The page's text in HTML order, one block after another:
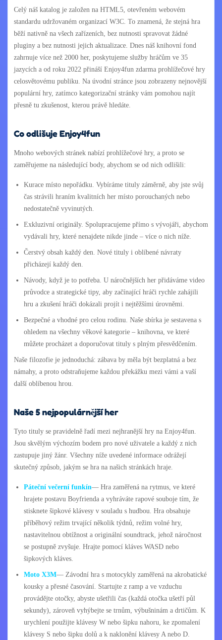
Celý náš katalog je založen na HTML5, otevřeném webovém
standardu udržovaném organizací W3C. To znamená, že stejná hra
běží nativně na všech zařízeních, bez nutnosti spravovat žádné
pluginy a bez nutnosti jejich aktualizace. Dnes náš knihovní fond
zahrnuje více než 2000 her, poskytujeme služby hráčům ve 35
jazycích a od roku 2022 přináší Enjoy4fun zdarma prohlížečové hry
celosvětovému publiku. Na úvodní stránce jsou zobrazeny nejnovější
populární hry, zatímco kategorizační stránky vám pomohou najít
přesně tu zkušenost, kterou právě hledáte.
Co odlišuje Enjoy4fun
Mnoho webových stránek nabízí prohlížečové hry, a proto se
zaměřujeme na následující body, abychom se od nich odlišili:
Kurace místo nepořádku. Vybíráme tituly záměrně, aby jste svůj
čas strávili hraním kvalitních her místo porouchaných nebo
nedostatečně vyvinutých.
Exkluzivní originály. Spolupracujeme přímo s vývojáři, abychom
vydávali hry, které nenajdete nikde jinde – více o nich níže.
Čerstvý obsah každý den. Nové tituly i oblíbené návraty
přicházejí každý den.
Návody, když je to potřeba. U náročnějších her přidáváme video
průvodce a strategické tipy, aby začínající hráči rychle zahájili
hru a zkušení hráči dokázali projít i nejtěžšími úrovněmi.
Bezpečné a vhodné pro celou rodinu. Naše sbírka je sestavena s
ohledem na všechny věkové kategorie – knihovna, ve které
můžete procházet a doporučovat tituly s plným přesvědčením.
Naše filozofie je jednoduchá: zábava by měla být bezplatná a bez
námahy, a proto odstraňujeme každou překážku mezi vámi a vaší
další oblíbenou hrou.
Naše 5 nejpopulárnější her
Tyto tituly se pravidelně řadí mezi nejhranější hry na Enjoy4fun.
Jsou skvělým výchozím bodem pro nové uživatele a každý z nich
zastupuje jiný žánr. Všechny níže uvedené informace odrážejí
skutečný způsob, jakým se hra na našich stránkách hraje.
Páteční večerní funkín— Hra zaměřená na rytmus, ve které
hrajete postavu Boyfrienda a vyhráváte rapové souboje tím, že
stisknete šipkové klávesy v souladu s hudbou. Hra obsahuje
příběhový režim trvající několik týdnů, režim volné hry,
nastavitelnou obtížnost a originální soundtrack, jehož náročnost
se postupně zvyšuje. Hrajte pomocí kláves WASD nebo
šipkových kláves.
Moto X3M— Závodní hra s motocykly zaměřená na akrobatické
kousky a přesné časování. Startujte z ramp a ve vzduchu
provádějte otočky, abyste ušetřili čas (každá otočka ušetří půl
sekundy), zároveň vyhýbejte se trnům, výbušninám a drtičům. K
urychlení použijte klávesy W nebo šipku nahoru, ke zpomalení
klávesy S nebo šipku dolů a k naklonění klávesy A nebo D.